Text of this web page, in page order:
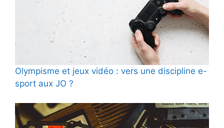
Olympisme et jeux vidéo : vers une discipline e-
sport aux JO ?